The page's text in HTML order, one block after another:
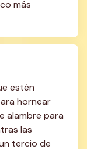
más
estén
hornear
alambre para
las
tercio de